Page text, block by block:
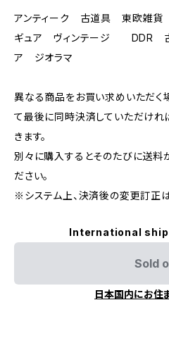
アンティーク 古道具 東欧雑貨
ギュア ヴィンテージ DDR
ア ジオラマ
異なる商品をお買い求めいただく
て最後に同時決済していただけれ
きます。
別々に購入するとそのたびに送料
ださい。
※システム上、決済後の変更訂正
International
Sold
日本国内にお住